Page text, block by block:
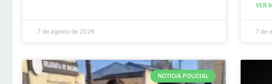
7 de agosto de 2026
VER
7 de
NOTICIA POLICIAL